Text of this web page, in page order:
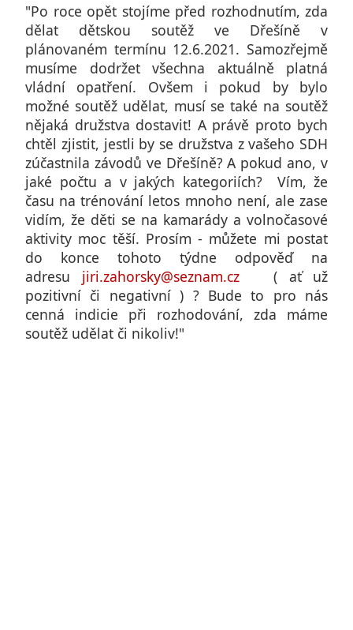
"Po roce opět stojíme před rozhodnutím, zda
dělat dětskou soutěž ve Dřešíně v
plánovaném termínu 12.6.2021. Samozřejmě
musíme dodržet všechna aktuálně platná
vládní opatření. Ovšem i pokud by bylo
možné soutěž udělat, musí se také na soutěž
nějaká družstva dostavit! A právě proto bych
chtěl zjistit, jestli by se družstva z vašeho SDH
zúčastnila závodů ve Dřešíně? A pokud ano, v
jaké počtu a v jakých kategoriích? Vím, že
času na trénování letos mnoho není, ale zase
vidím, že děti se na kamarády a volnočasové
aktivity moc těší. Prosím - můžete mi postat
do konce tohoto týdne odpověď na
adresu jiri.zahorsky@seznam.cz( ať už
pozitivní či negativní ) ? Bude to pro nás
cenná indicie při rozhodování, zda máme
soutěž udělat či nikoliv!"